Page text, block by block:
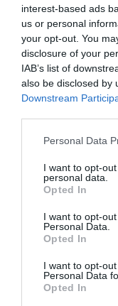
interest-based ads
us or personal
your opt-out. You
disclosure of your
IAB’s list of
also be disclosed by
Downstream
Please note that
not limited to your
grant or deny
use your data for
consent section.
Personal Data
I want to opt-
personal data.
Opted In
I want to opt-
Personal Data.
Opted In
I want to opt-
Personal Data
Opted In